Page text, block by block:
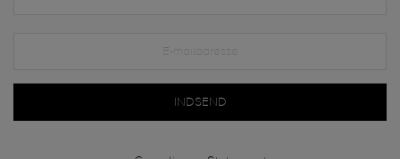
INDSEND